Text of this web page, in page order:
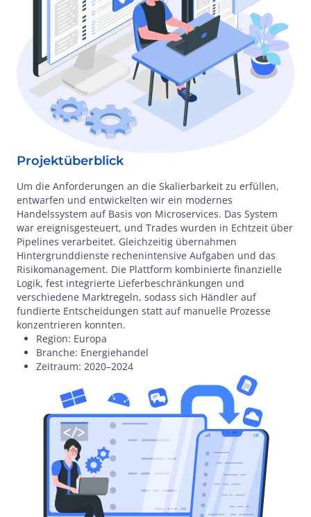
Projektüberblick
Um die Anforderungen an die Skalierbarkeit zu erfüllen,
entwarfen und entwickelten wir ein modernes
Handelssystem auf Basis von Microservices. Das System
war ereignisgesteuert, und Trades wurden in Echtzeit über
Pipelines verarbeitet. Gleichzeitig übernahmen
Hintergrunddienste rechenintensive Aufgaben und das
Risikomanagement. Die Plattform kombinierte finanzielle
Logik, fest integrierte Lieferbeschränkungen und
verschiedene Marktregeln, sodass sich Händler auf
fundierte Entscheidungen statt auf manuelle Prozesse
konzentrieren konnten.
Region: Europa
Branche: Energiehandel
Zeitraum: 2020–2024